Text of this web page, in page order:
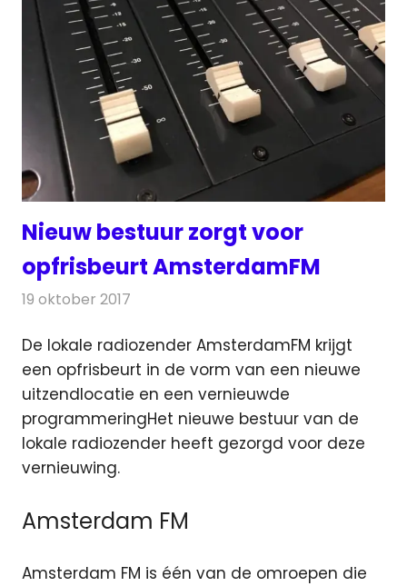
Nieuw bestuur zorgt voor
opfrisbeurt AmsterdamFM
19 oktober 2017
De lokale radiozender AmsterdamFM krijgt
een opfrisbeurt in de vorm van een nieuwe
uitzendlocatie en een vernieuwde
programmeringHet nieuwe bestuur van de
lokale radiozender heeft gezorgd voor deze
vernieuwing.
Amsterdam FM
Amsterdam FM is één van de omroepen die